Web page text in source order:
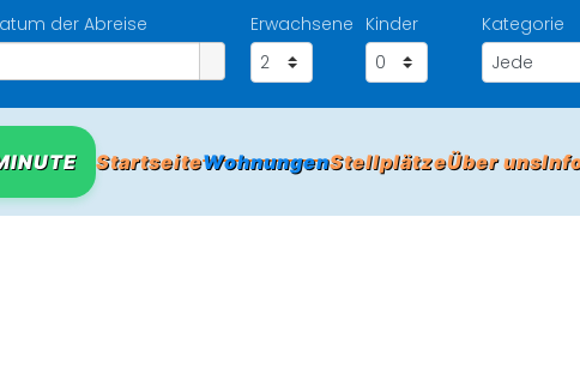
der Abreise Erwachsene Kinder Kategorie
StartseiteWohnungenStellplätzeÜber uns